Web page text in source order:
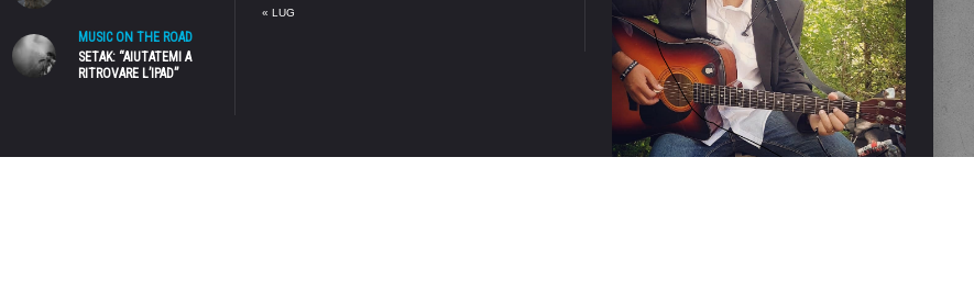
MUSIC ON THE ROAD
SETAK: “AIUTATEMI A
RITROVARE L’IPAD”
« LUG